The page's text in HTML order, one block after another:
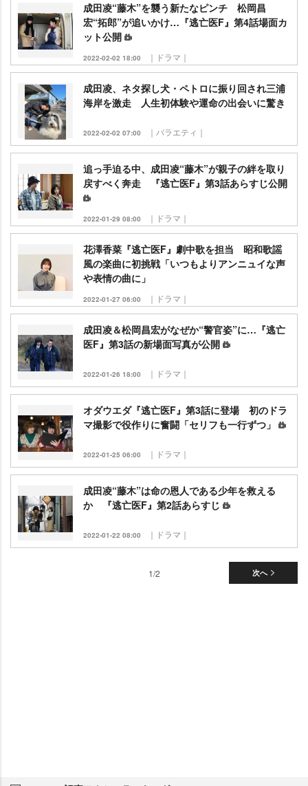
成田凌“藤木”を襲う新たなピンチ 松岡昌
宏“拓郎”が追いかけ…『逃亡医F』第4話場面カ
ット公開
2022-02-02 18:00 ｜ドラマ｜
成田凌、ネタ探し犬・ペトロに振り回され三浦
海岸を激走 人生初体験や運命の出会いに驚き
2022-02-02 07:00 ｜バラエティ｜
追っ手迫る中、成田凌“藤木”が親子の絆を取り
戻すべく奔走 『逃亡医F』第3話あらすじ公開
2022-01-29 08:00 ｜ドラマ｜
花澤香菜『逃亡医F』劇中歌を担当 昭和歌謡
風の楽曲に初挑戦「いつもよりアンニュイな声
表情の曲に」
2022-01-27 06:00 ｜ドラマ｜
成田凌＆松岡昌宏がなぜか“警官姿”に…『逃亡
医F』第3話の新場面写真が公開
2022-01-26 18:00 ｜ドラマ｜
オダウエダ『逃亡医F』第3話に登場 初のドラ
マ撮影で役作りに奮闘「セリフも一行ずつ」
2022-01-25 06:00 ｜ドラマ｜
成田凌“藤木”は命の恩人である少年を救える
か 『逃亡医F』第2話あらすじ
2022-01-22 08:00 ｜ドラマ｜
次へ
1/2